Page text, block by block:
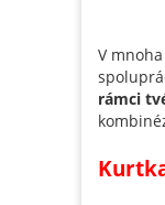
V
rámci